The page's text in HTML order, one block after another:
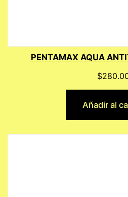
PENTAMAX AQUA
$
Añadir al